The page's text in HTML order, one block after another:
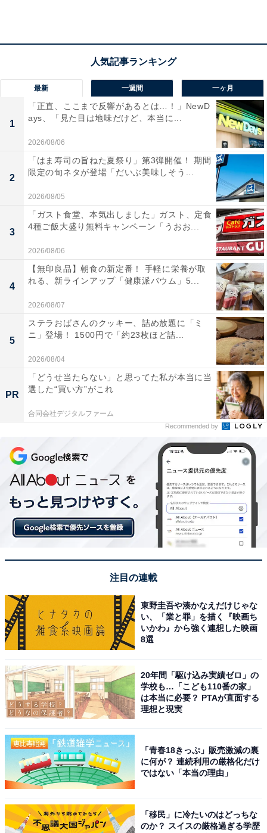
江戸清「ブタまん」
1894年に精肉業からスタートした江戸清。そうした背景
から肉のスペシャリストでもあり、「ブタまん」の餡に
は上質な国産豚肉が使われています。ウデ、モモ、バラ
など各部位をバランスよくミックスし、紅ズワイ蟹や海
老などの魚介系食材や新鮮なキャベツ・筍などの野菜を
合わせ、豚肉の旨味を活かした飽きのこない味に仕上げ
られています。
ローソンで発売開始となった「特撰肉まん」は、この
「ブタまん」を再現したものだそう。
「特撰肉まん」はコンビニの中華まんとは思えな
い大きさ！
特撰肉まん（左）と肉の旨みあふれるジューシー肉まん（右）
レジ横で見た「特撰肉まん」の第一印象は「コンビニの
中華まんとしては大きめ」ということ。通常の肉まんと
比較すると、その大きさは一目瞭然です。
最新 一週間 一ヶ月
1
「正直、ここまで反響があるとは…！」NewD
ays、「見た目は地味だけど、本当に...
2026/08/06
2
「はま寿司の旨ねた夏祭り」第3弾開催！ 期間
限定の旬ネタが登場「だいぶ美味しそう...
2026/08/05
3
「ガスト食堂、本気出しました」ガスト、定食
4種ご飯大盛り無料キャンペーン「うおお...
2026/08/06
4
【無印良品】朝食の新定番！ 手軽に栄養が取
れる、新ラインアップ「健康派バウム」5...
2026/08/07
5
ステラおばさんのクッキー、詰め放題に「ミ
ニ」登場！ 1500円で「約23枚ほど詰...
2026/08/04
PR
「どうせ当たらない」と思ってた私が本当に当
選した“買い方”がこれ
合同会社デジタルファーム
Recommended by
注目の連載
東野圭吾や湊かなえだけじゃな
い、「業と罪」を描く『映画ち
いかわ』から強く連想した映画
8選
20年間「駆け込み実績ゼロ」の
学校も…「こども110番の家」
は本当に必要？ PTAが直面する
理想と現実
「青春18きっぷ」販売激減の裏
に何が？ 連続利用の厳格化だけ
ではない「本当の理由」
「移民」に冷たいのはどっちな
のか？ スイスの厳格過ぎる学歴